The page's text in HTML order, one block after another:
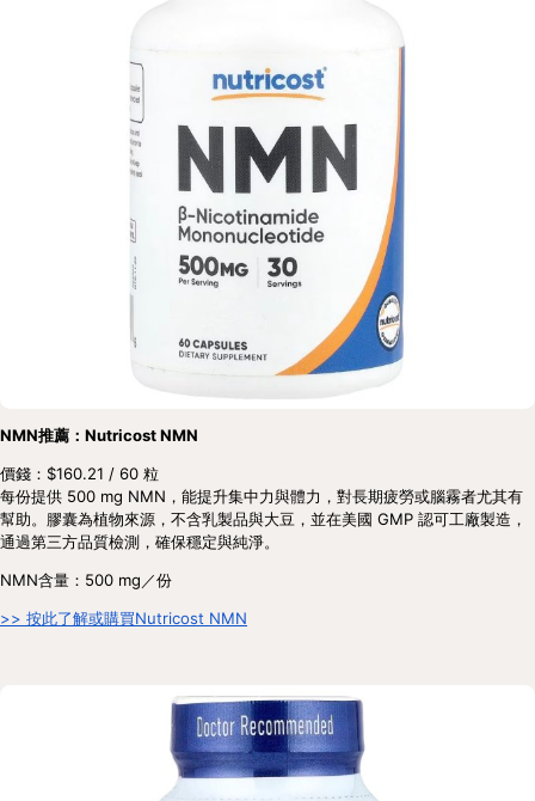
NMN推薦：Nutricost NMN
價錢：$160.21 / 60 粒
每份提供 500 mg NMN，能提升集中力與體力，對長期疲勞或腦霧者尤其有
幫助。膠囊為植物來源，不含乳製品與大豆，並在美國 GMP 認可工廠製造，
通過第三方品質檢測，確保穩定與純淨。
NMN含量：500 mg／份
>> 按此了解或購買Nutricost NMN